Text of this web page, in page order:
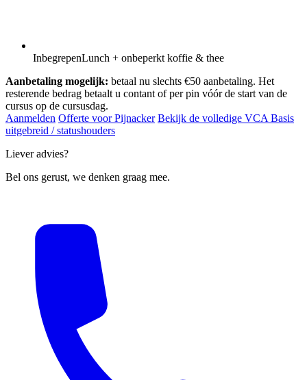
InbegrepenLunch + onbeperkt koffie & thee
Aanbetaling mogelijk: betaal nu slechts €50 aanbetaling. Het
resterende bedrag betaalt u contant of per pin vóór de start van de
cursus op de cursusdag.
Aanmelden Offerte voor Pijnacker Bekijk de volledige VCA Basis
uitgebreid / statushouders
Liever advies?
Bel ons gerust, we denken graag mee.